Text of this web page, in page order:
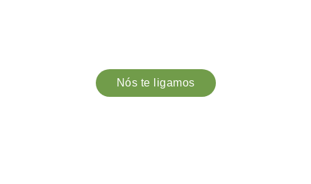
Nós te ligamos